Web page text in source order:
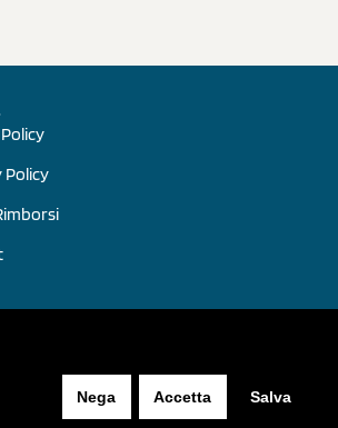
Nega Accetta Salva
Policy